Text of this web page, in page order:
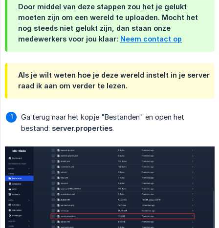
Door middel van deze stappen zou het je gelukt
moeten zijn om een wereld te uploaden. Mocht het
nog steeds niet gelukt zijn, dan staan onze
medewerkers voor jou klaar: Neem contact op
Als je wilt weten hoe je deze wereld instelt in je server
raad ik aan om verder te lezen.
Ga terug naar het kopje "Bestanden" en open het
bestand: server.properties.